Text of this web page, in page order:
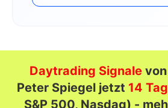
Daytrading Signalevon
Peter Spiegel jetzt 14
S&P 500, Nasdaq) -